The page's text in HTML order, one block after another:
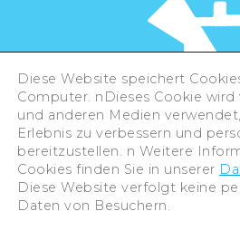
©Hiroshima Tourism
Hiroshima Prefecture /
All rights
Diese Website speichert
Computer. nDieses Cookie
und anderen Medien
Erlebnis zu verbessern und
bereitzustellen. n Weitere
Cookies finden Sie in unserer
Diese Website verfolgt keine
Daten von Besuchern.